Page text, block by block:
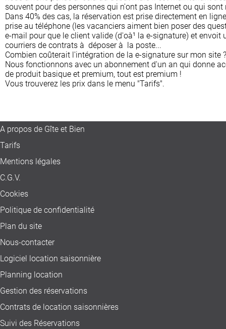
souvent pour des personnes qui n'ont pas Internet ou qui
Dans 40% des cas, la réservation est prise directement en
prise au téléphone (les vacanciers aiment bien poser des
e-mail pour que le client valide (d'oà¹ la e-signature) et
courriers de contrats à déposer à la poste...
Combien coûterait l'intégration de la e-signature sur mon site ?
Nous fonctionnons avec un abonnement d'un an qui donne
de produit basique et premium, tout est premium !
Vous trouverez les prix dans le menu "Tarifs".
A propos de Gîte et Bien
Tarifs
Mentions légales
C.G.V.
Cookies
Politique de confidentialité
Plan du site
Nous-contacter
Logiciel location saisonnière
Planning location
Gestion des réservations
Contrats de location saisonnières
Suivi des Réservations